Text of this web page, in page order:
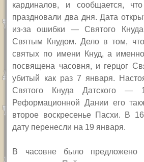
кардиналов, и сообщается,
праздновали два дня. Дата
из-за ошибки — Святого
Святым Кнудом. Дело в том, что
святых по имени Кнуд, а
посвящена часовня, и герцог
убитый как раз 7 января.
Святого Кнуда Датского
Реформационной Дании его
второе воскресенье Пасхи. В
дату перенесли на 19 января.
В часовне было предложено